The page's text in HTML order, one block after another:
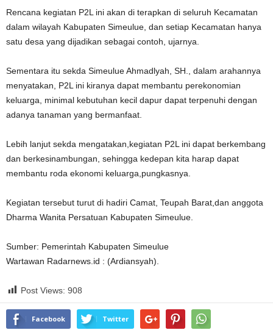
Rencana kegiatan P2L ini akan di terapkan di seluruh Kecamatan
dalam wilayah Kabupaten Simeulue, dan setiap Kecamatan hanya
satu desa yang dijadikan sebagai contoh, ujarnya.
Sementara itu sekda Simeulue Ahmadlyah, SH., dalam arahannya
menyatakan, P2L ini kiranya dapat membantu perekonomian
keluarga, minimal kebutuhan kecil dapur dapat terpenuhi dengan
adanya tanaman yang bermanfaat.
Lebih lanjut sekda mengatakan,kegiatan P2L ini dapat berkembang
dan berkesinambungan, sehingga kedepan kita harap dapat
membantu roda ekonomi keluarga,pungkasnya.
Kegiatan tersebut turut di hadiri Camat, Teupah Barat,dan anggota
Dharma Wanita Persatuan Kabupaten Simeulue.
Sumber: Pemerintah Kabupaten Simeulue
Wartawan Radarnews.id : (Ardiansyah).
Post Views: 908
Facebook Twitter